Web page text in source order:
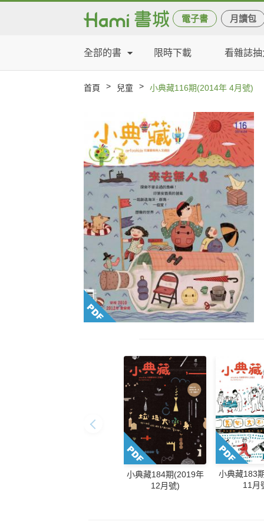
電子書 月讀包
全部的書 限時下載 看雜誌
首頁 > 兒童 > 小典藏116期(2014年 4月號)
小典藏184期(2019年
12月號)
小典藏183
11月